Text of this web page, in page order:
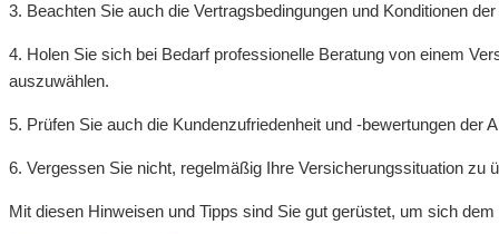
3. Beachten Sie auch die Vertragsbedingungen und Konditionen
4. Holen Sie sich bei Bedarf professionelle Beratung von einem
auszuwählen.
5. Prüfen Sie auch die Kundenzufriedenheit und -bewertungen
6. Vergessen Sie nicht, regelmäßig Ihre Versicherungssituation
Mit diesen Hinweisen und Tipps sind Sie gut gerüstet, um sich